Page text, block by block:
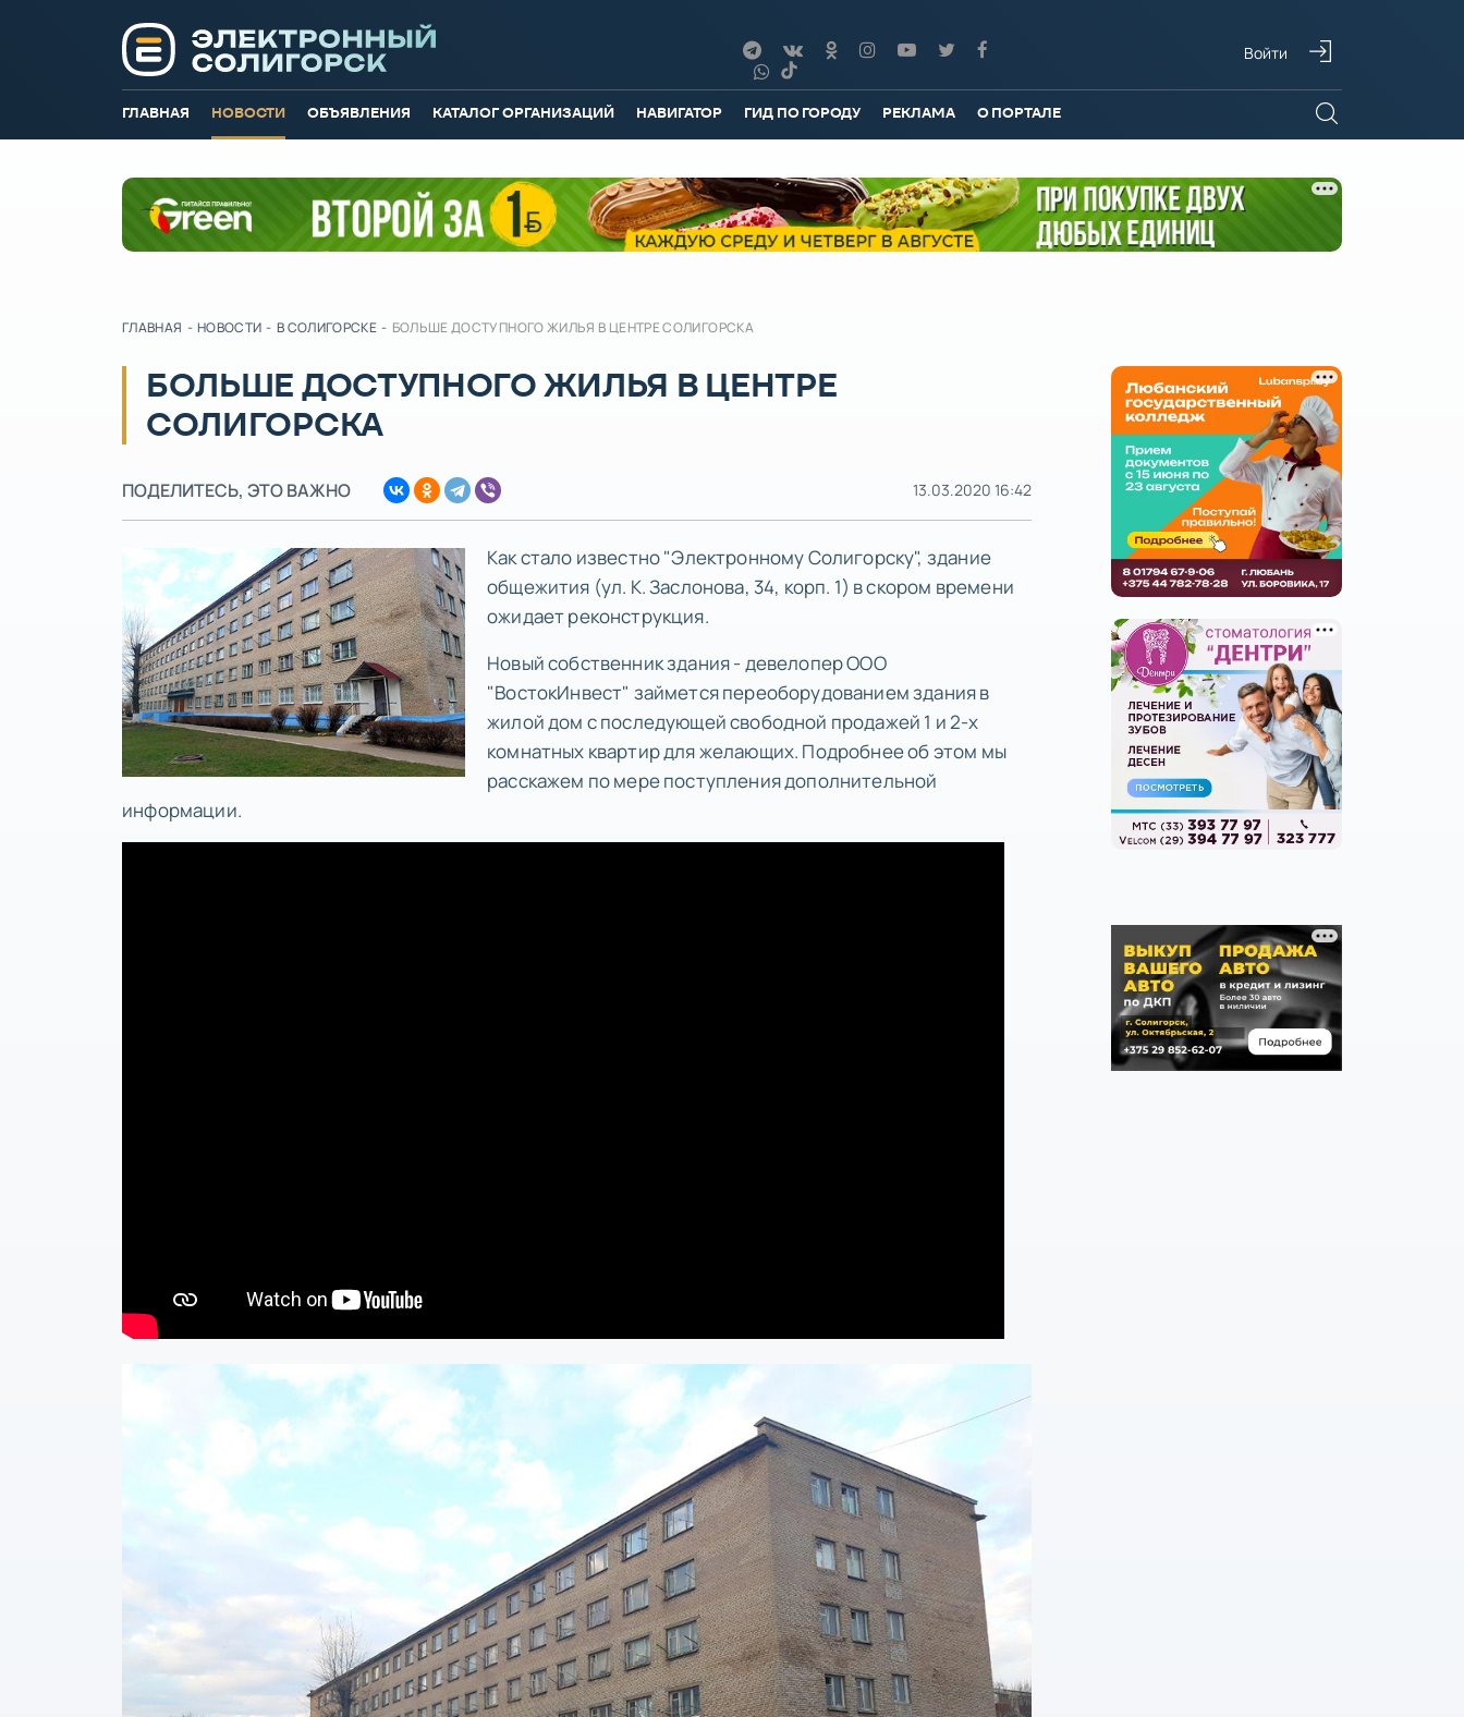
Войти
ГЛАВНАЯ НОВОСТИ ОБЪЯВЛЕНИЯ КАТАЛОГ ОРГАНИЗАЦИЙ НАВИГАТОР ГИД ПО ГОРОДУ РЕКЛАМА О ПОРТАЛЕ
ГЛАВНАЯ - НОВОСТИ - В СОЛИГОРСКЕ - БОЛЬШЕ ДОСТУПНОГО ЖИЛЬЯ В ЦЕНТРЕ СОЛИГОРСКА
БОЛЬШЕ ДОСТУПНОГО ЖИЛЬЯ В ЦЕНТРЕ
СОЛИГОРСКА
ПОДЕЛИТЕСЬ, ЭТО ВАЖНО 13.03.2020 16:42
Как стало известно "Электронному Солигорску", здание
общежития (ул. К. Заслонова, 34, корп. 1) в скором времени
ожидает реконструкция.
Новый собственник здания - девелопер ООО
"ВостокИнвест" займется переоборудованием здания в
жилой дом с последующей свободной продажей 1 и 2-х
комнатных квартир для желающих. Подробнее об этом мы
расскажем по мере поступления дополнительной
информации.